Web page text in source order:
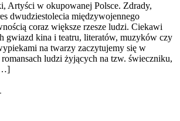
Artyści w okupowanej Polsce. Zdrady,
dwudziestolecia międzywojennego
coraz większe rzesze ludzi. Ciekawi
gwiazd kina i teatru, literatów, muzyków czy
na twarzy zaczytujemy się w
ludzi żyjących na tzw. świeczniku,